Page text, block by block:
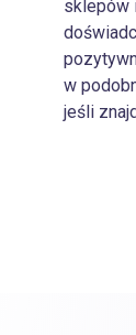
sklepów
w
jeśli